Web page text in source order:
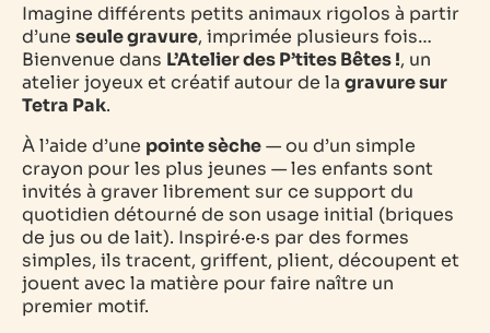
Imagine différents petits animaux rigolos à partir
d’une seule gravure, imprimée plusieurs fois…
Bienvenue dans L’Atelier des P’tites Bêtes !, un
atelier joyeux et créatif autour de la gravure sur
Tetra Pak.
À l’aide d’une pointe sèche— ou d’un simple
crayon pour les plus jeunes — les enfants sont
invités à graver librement sur ce support du
quotidien détourné de son usage initial (briques
de jus ou de lait). Inspiré·e·s par des formes
simples, ils tracent, griffent, plient, découpent et
jouent avec la matière pour faire naître un
premier motif.